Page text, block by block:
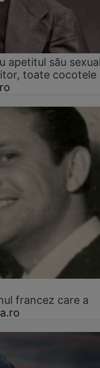
apetitul său
toate cocotele
francez care a